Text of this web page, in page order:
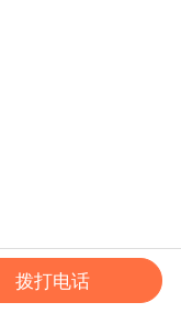
拨打电话